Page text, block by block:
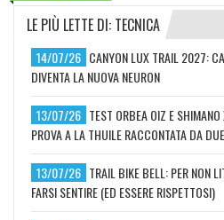
LE PIÙ LETTE DI: TECNICA
14/07/26 CANYON LUX TRAIL 2027:
DIVENTA LA NUOVA NEURON
13/07/26 TEST ORBEA OIZ E
PROVA A LA THUILE RACCONTATA DA
13/07/26 TRAIL BIKE BELL: PER NON
FARSI SENTIRE (ED ESSERE RISPETTOSI)